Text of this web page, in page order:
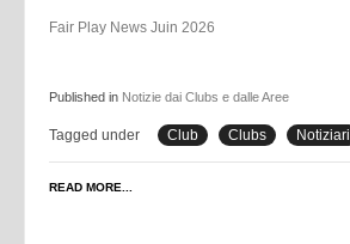
Fair Play News Juin 2026
Published in Notizie dai Clubs e dalle Aree
Tagged under Club Clubs Notiziari
READ MORE...